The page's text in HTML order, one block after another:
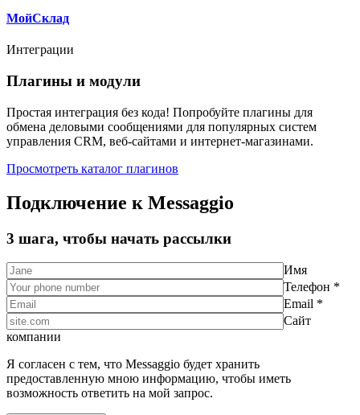
МойСклад
Интеграции
Плагины и модули
Простая интеграция без кода! Попробуйте плагины для
обмена деловыми сообщениями для популярных систем
управления CRM, веб-сайтами и интернет-магазинами.
Просмотреть каталог плагинов
Подключение к Messaggio
3 шага, чтобы начать рассылки
Имя
Телефон *
Email *
Сайт
компании
Я согласен с тем, что Messaggio будет хранить
предоставленную мною информацию, чтобы иметь
возможность ответить на мой запрос.